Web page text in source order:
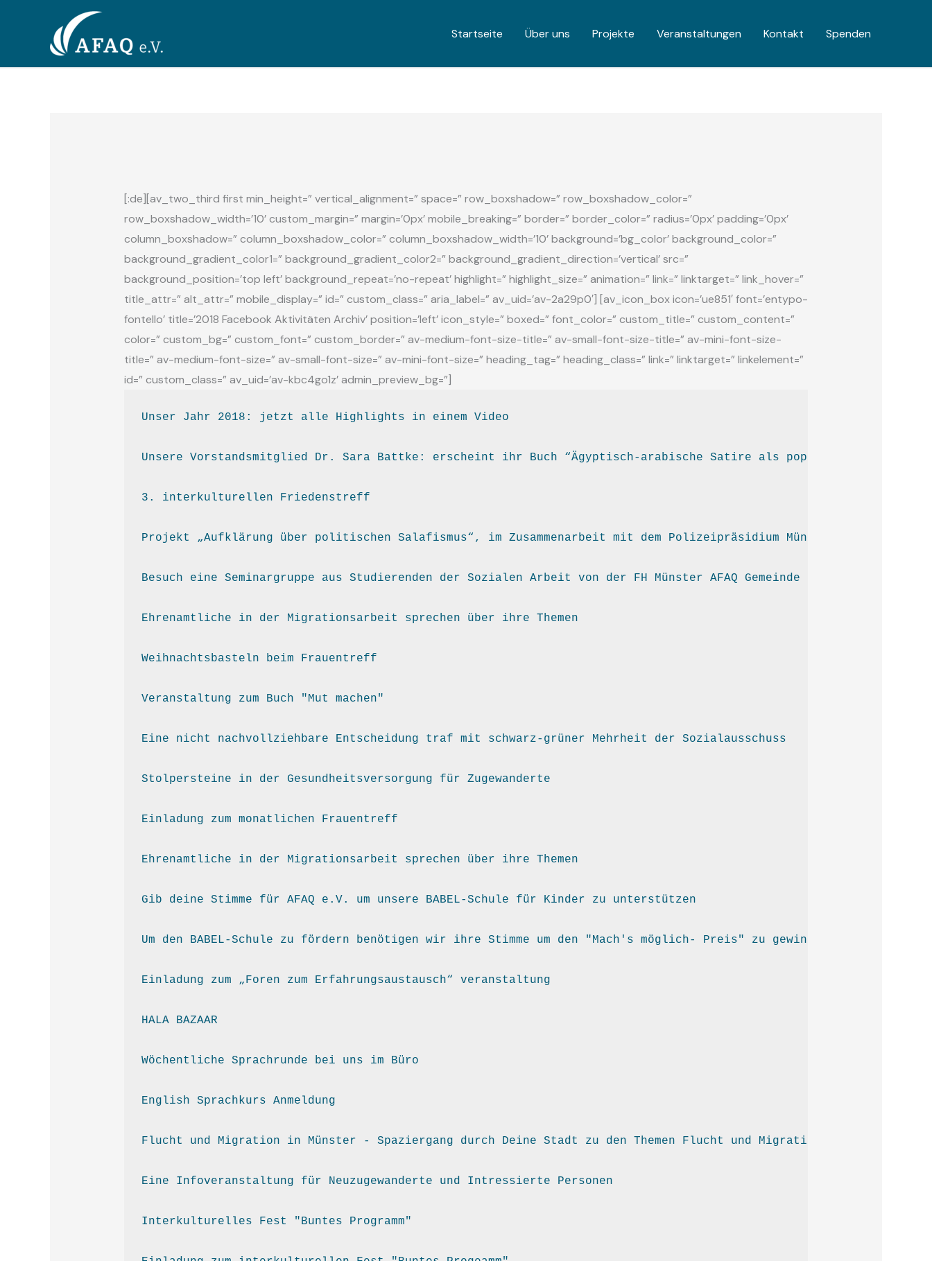
Startseite Über uns Projekte Veranstaltungen Kontakt Spenden
[:de][av_two_third first min_height=” vertical_alignment=” space=” row_boxshadow=” row_boxshadow_color=”
row_boxshadow_width=’10’ custom_margin=” margin=’0px’ mobile_breaking=” border=” border_color=” radius=’0px’ padding=’0px’
column_boxshadow=” column_boxshadow_color=” column_boxshadow_width=’10’ background=’bg_color’ background_color=”
background_gradient_color1=” background_gradient_color2=” background_gradient_direction=’vertical’ src=”
background_position=’top left’ background_repeat=’no-repeat’ highlight=” highlight_size=” animation=” link=” linktarget=” link_hover=”
title_attr=” alt_attr=” mobile_display=” id=” custom_class=” aria_label=” av_uid=’av-2a29p0′] [av_icon_box icon=’ue851′ font=’entypo-
fontello’ title=’2018 Facebook Aktivitäten Archiv’ position=’left’ icon_style=” boxed=” font_color=” custom_title=” custom_content=”
color=” custom_bg=” custom_font=” custom_border=” av-medium-font-size-title=” av-small-font-size-title=” av-mini-font-size-
title=” av-medium-font-size=” av-small-font-size=” av-mini-font-size=” heading_tag=” heading_class=” link=” linktarget=” linkelement=”
id=” custom_class=” av_uid=’av-kbc4go1z’ admin_preview_bg=”]
Unser Jahr 2018: jetzt alle Highlights in einem Video
Unsere Vorstandsmitglied Dr. Sara Battke: erscheint ihr Buch “Ägyptisch-arabische Satire als populäre
Projekt „Aufklärung über politischen Salafismus“, im Zusammenarbeit mit dem Polizeipräsidium Münster
Besuch eine Seminargruppe aus Studierenden der Sozialen Arbeit von der FH Münster AFAQ Gemeinde
Ehrenamtliche in der Migrationsarbeit sprechen über ihre Themen
Weihnachtsbasteln beim Frauentreff
Veranstaltung zum Buch "Mut machen"
Eine nicht nachvollziehbare Entscheidung traf mit schwarz-grüner Mehrheit der Sozialausschuss
Stolpersteine in der Gesundheitsversorgung für Zugewanderte
Einladung zum monatlichen Frauentreff
Ehrenamtliche in der Migrationsarbeit sprechen über ihre Themen
Gib deine Stimme für AFAQ e.V. um unsere BABEL-Schule für Kinder zu unterstützen
Um den BABEL-Schule zu fördern benötigen wir ihre Stimme um den "Mach's möglich- Preis" zu gewinnen
Einladung zum „Foren zum Erfahrungsaustausch“ veranstaltung
HALA BAZAAR
Wöchentliche Sprachrunde bei uns im Büro
English Sprachkurs Anmeldung
Flucht und Migration in Münster - Spaziergang durch Deine Stadt zu den Themen Flucht und Migration
Eine Infoveranstaltung für Neuzugewanderte und Intressierte Personen
Interkulturelles Fest "Buntes Programm"